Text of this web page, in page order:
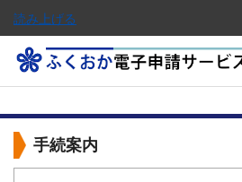
読み上げる
初めて利用する方へ
手続案内